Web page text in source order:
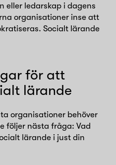
eller ledarskap i dagens
organisationer inse att
Socialt lärande
för att
lärande
organisationer behöver
följer nästa fråga: Vad
lärande i just din